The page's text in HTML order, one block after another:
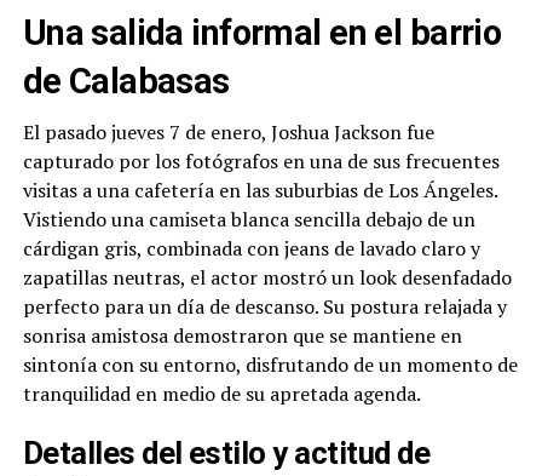
Una salida informal en el barrio
de Calabasas
El pasado jueves 7 de enero, Joshua Jackson fue
capturado por los fotógrafos en una de sus frecuentes
visitas a una cafetería en las suburbias de Los Ángeles.
Vistiendo una camiseta blanca sencilla debajo de un
cárdigan gris, combinada con jeans de lavado claro y
zapatillas neutras, el actor mostró un look desenfadado
perfecto para un día de descanso. Su postura relajada y
sonrisa amistosa demostraron que se mantiene en
sintonía con su entorno, disfrutando de un momento de
tranquilidad en medio de su apretada agenda.
Detalles del estilo y actitud de